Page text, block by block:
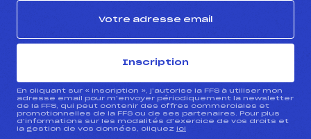
Inscription
En cliquant sur « inscription », j’autorise la FFS à utiliser mon
adresse email pour m’envoyer périodiquement la newsletter
de la FFS, qui peut contenir des offres commerciales et
promotionnelles de la FFS ou de ses partenaires. Pour plus
d’informations sur les modalités d’exercice de vos droits et
la gestion de vos données, cliquez ici